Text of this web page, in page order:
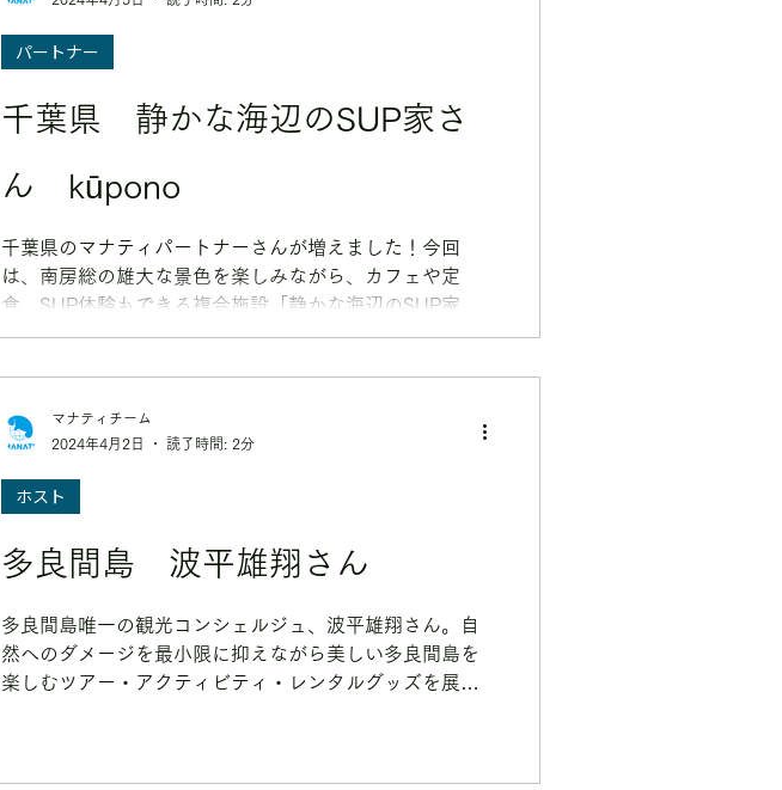
千葉県 静かな海辺のSUP家さ
ん kūpono
千葉県のマナティパートナーさんが増えました！今回
は、南房総の雄大な景色を楽しみながら、カフェや定
食、SUP体験もできる複合施設「静かな海辺のSUP家さ
ん kūpono」さんをご紹介します♩ 食べる・遊ぶ・泊ま
パートナー
多良間島 波平雄翔さん
多良間島唯一の観光コンシェルジュ、波平雄翔さん。自
然へのダメージを最小限に抑えながら美しい多良間島を
楽しむツアー・アクティビティ・レンタルグッズを展開
ホスト
マナティチーム
2024年4月2日
読了時間: 2分